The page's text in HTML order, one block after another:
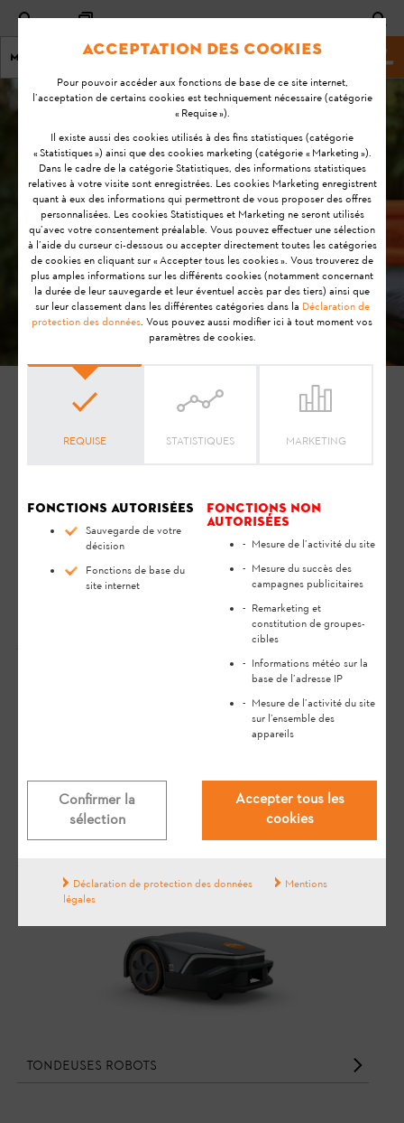
Menu Site Web de stihl
LA TECHNOLOGIE A BATTERIE STIHL: POUR
CHAQUE DOMAINE D'APPLICATION
Que ce soit dans le jardin d'un particulier ou dans les
espaces verts d'une ville, la technologie à batterie STIHL
vous permet de relever tous les défis.
Batterie STIHL FAQs
Gestion de la charge STIHL FAQs
Tondeuses robots
Acceptation des cookies
Pour pouvoir accéder aux fonctions de base de ce site internet,
l’acceptation de certains cookies est techniquement nécessaire (catégorie
« Requise »).
Il existe aussi des cookies utilisés à des fins statistiques (catégorie
« Statistiques ») ainsi que des cookies marketing (catégorie « Marketing »).
Dans le cadre de la catégorie Statistiques, des informations statistiques
relatives à votre visite sont enregistrées. Les cookies Marketing enregistrent
quant à eux des informations qui permettront de vous proposer des offres
personnalisées. Les cookies Statistiques et Marketing ne seront utilisés
qu’avec votre consentement préalable. Vous pouvez effectuer une sélection
à l’aide du curseur ci-dessous ou accepter directement toutes les catégories
de cookies en cliquant sur « Accepter tous les cookies ». Vous trouverez de
plus amples informations sur les différents cookies (notamment concernant
la durée de leur sauvegarde et leur éventuel accès par des tiers) ainsi que
sur leur classement dans les différentes catégories dans la Déclaration de
protection des données. Vous pouvez aussi modifier ici à tout moment vos
paramètres de cookies.
REQUISE STATISTIQUES MARKETING
Fonctions autorisées
Sauvegarde de votre
décision
Fonctions de base du
site internet
Fonctions non
autorisées
Mesure de l’activité du site
Mesure du succès des
campagnes publicitaires
Remarketing et
constitution de groupes-
cibles
Informations météo sur la
base de l’adresse IP
Mesure de l’activité du site
sur l’ensemble des
appareils
Confirmer la
sélection
Accepter tous les
cookies
Déclaration de protection des données
Mentions
légales